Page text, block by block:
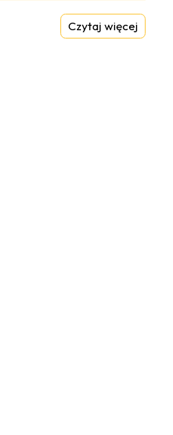
Czytaj więcej